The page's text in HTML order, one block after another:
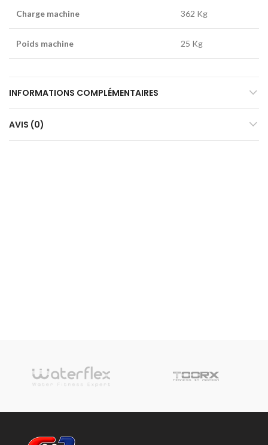
Charge machine 362 Kg
Poids machine 25 Kg
INFORMATIONS COMPLÉMENTAIRES
AVIS (0)